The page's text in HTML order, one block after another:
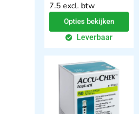
7.5 excl. btw
Opties bekijken
Leverbaar